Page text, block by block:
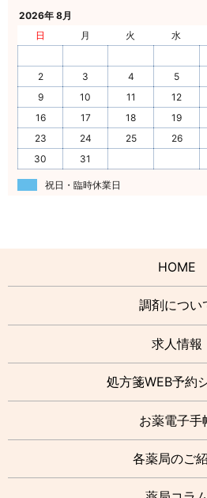
2026年 8月
日
月 火 水
2
3 4 5
9
10 11 12
16
17 18 19
23
24 25 26
30
31
祝日・臨時休業日
HOME
調剤につい
求人情報
処方箋WEB予約
お薬電子手
各薬局のご